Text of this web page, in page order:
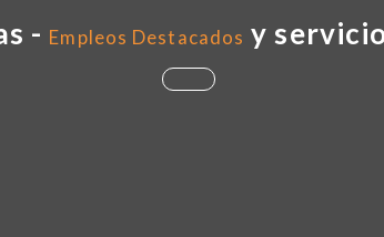
- Empleos Destacados y